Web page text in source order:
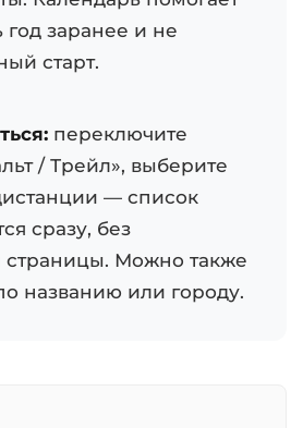
год заранее и не
старт.
переключите
/ Трейл», выберите
— список
сразу, без
страницы. Можно также
названию или городу.